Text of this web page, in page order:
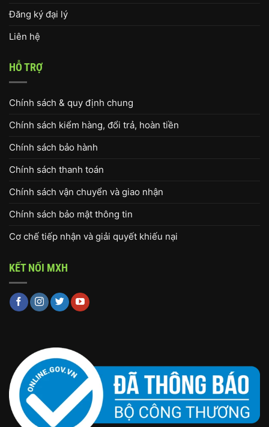
Đăng ký đại lý
Liên hệ
HỖ TRỢ
Chính sách & quy định chung
Chính sách kiểm hàng, đổi trả, hoàn tiền
Chính sách bảo hành
Chính sách thanh toán
Chính sách vận chuyển và giao nhận
Chính sách bảo mật thông tin
Cơ chế tiếp nhận và giải quyết khiếu nại
KẾT NỐI MXH